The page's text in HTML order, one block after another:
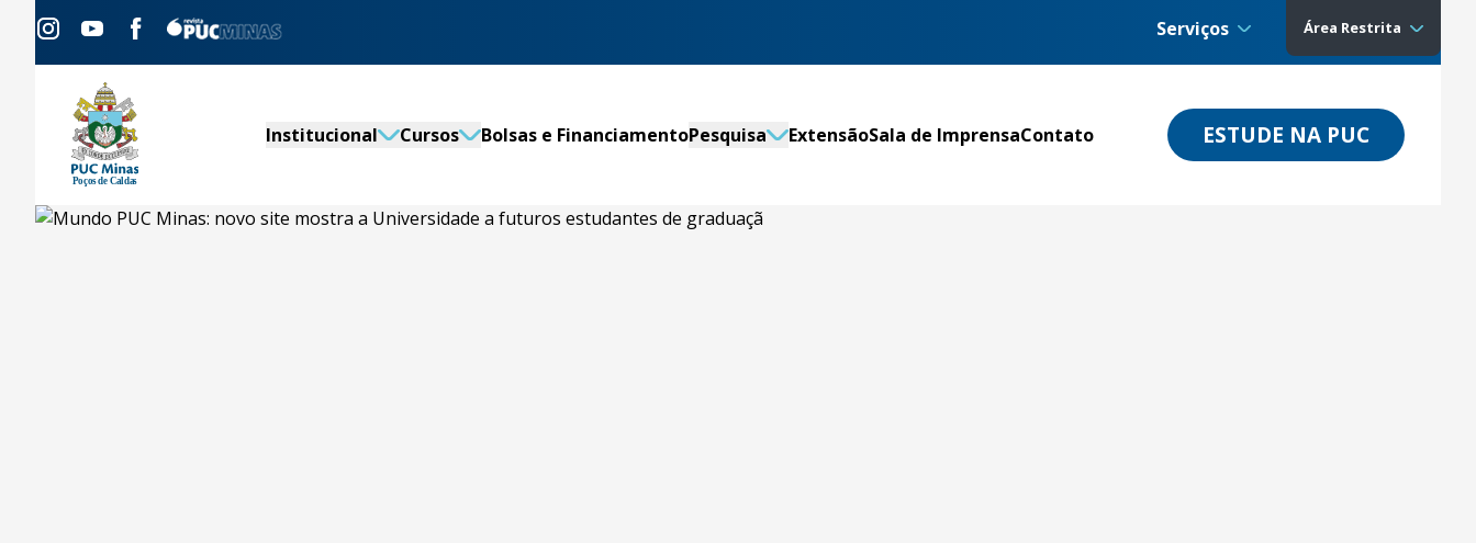
Serviços Área Restrita
Institucional Cursos Bolsas e FinanciamentoPesquisa ExtensãoSala de ImprensaContato ESTUDE NA PUC